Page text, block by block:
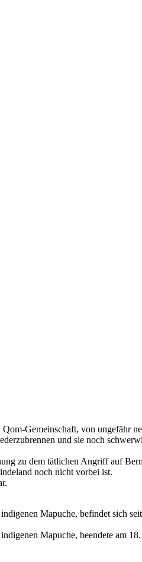
Gemeinschaft, von ungefähr
und sie noch
zu dem tätlichen Angriff auf
noch nicht vorbei ist.
Mapuche, befindet sich
Mapuche, beendete am